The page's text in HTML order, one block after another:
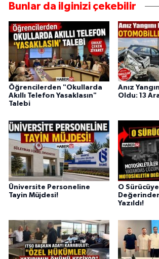
Bunlar da ilginizi çekebilir
Öğrencilerden "Okullarda
Akıllı Telefon Yasaklasın"
Talebi
Anız
Oldu: 13
Üniversite Personeline
Tayin Müjdesi!
O
Yazıldı!